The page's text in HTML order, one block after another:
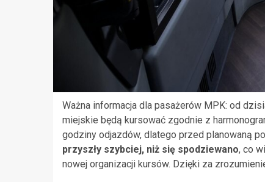
Ważna informacja dla pasażerów MPK: od
miejskie będą kursować zgodnie z
godziny odjazdów, dlatego przed planowaną
przyszły szybciej, niż się spodziewano, co
nowej organizacji kursów. Dzięki za